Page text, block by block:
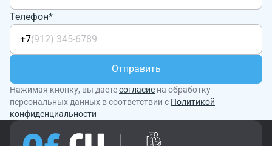
Телефон*
+7
Отправить
Нажимая кнопку, вы даетесогласие на обработку
персональных данных в соответствии с Политикой
конфиденциальности